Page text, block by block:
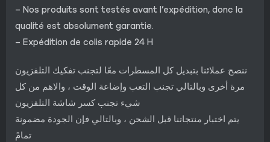
– Nos produits sont testés avant l’expédition, donc la
qualité est absolument garantie.
– Expédition de colis rapide 24 H
ننصح عملائنا بتبديل كل المسطرات معًا لتجنب تفكيك التلفزيون
مرة أخرى وبالتالي تجنب التعب وإضاعة الوقت ، والاهم من كل
شيء تجنب كسر شاشة التلفزيون
يتم اختبار منتجاتنا قبل الشحن ، وبالتالي فإن الجودة مضمونة
تمامً